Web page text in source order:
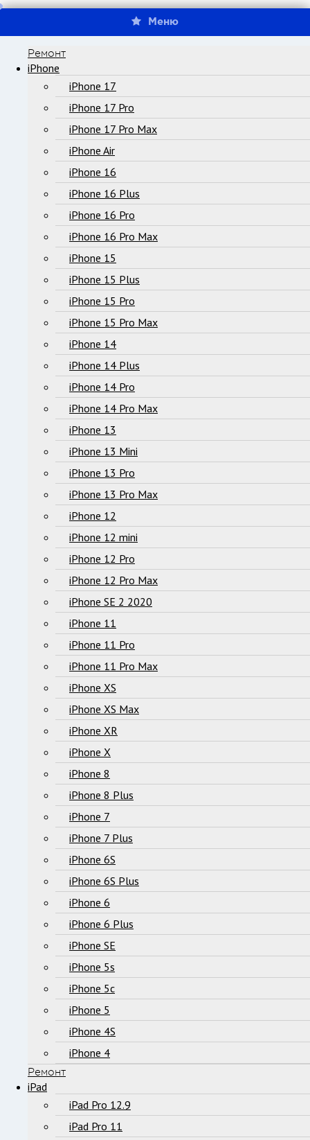
Меню
Ремонт
iPhone
iPhone 17
iPhone 17 Pro
iPhone 17 Pro Max
iPhone Air
iPhone 16
iPhone 16 Plus
iPhone 16 Pro
iPhone 16 Pro Max
iPhone 15
iPhone 15 Plus
iPhone 15 Pro
iPhone 15 Pro Max
iPhone 14
iPhone 14 Plus
iPhone 14 Pro
iPhone 14 Pro Max
iPhone 13
iPhone 13 Mini
iPhone 13 Pro
iPhone 13 Pro Max
iPhone 12
iPhone 12 mini
iPhone 12 Pro
iPhone 12 Pro Max
iPhone SE 2 2020
iPhone 11
iPhone 11 Pro
iPhone 11 Pro Max
iPhone XS
iPhone XS Max
iPhone XR
iPhone X
iPhone 8
iPhone 8 Plus
iPhone 7
iPhone 7 Plus
iPhone 6S
iPhone 6S Plus
iPhone 6
iPhone 6 Plus
iPhone SE
iPhone 5s
iPhone 5c
iPhone 5
iPhone 4S
iPhone 4
Ремонт
iPad
iPad Pro 12.9
iPad Pro 11